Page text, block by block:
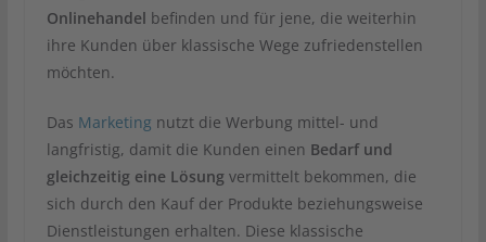
Onlinehandel befinden und für jene, die weiterhin
ihre Kunden über klassische Wege zufriedenstellen
möchten.
Das Marketing nutzt die Werbung mittel- und
langfristig, damit die Kunden einen Bedarf und
gleichzeitig eine Lösungvermittelt bekommen, die
sich durch den Kauf der Produkte beziehungsweise
Dienstleistungen erhalten. Diese klassische